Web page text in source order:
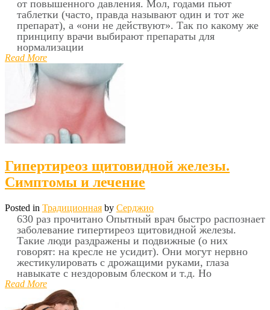
от повышенного давления. Мол, годами пьют
таблетки (часто, правда называют один и тот же
препарат), а «они не действуют». Так по какому же
принципу врачи выбирают препараты для
нормализации
Read More
Гипертиреоз щитовидной железы.
Симптомы и лечение
Posted in Традиционная by Серджио
630 раз прочитано Опытный врач быстро распознает
заболевание гипертиреоз щитовидной железы.
Такие люди раздражены и подвижные (о них
говорят: на кресле не усидит). Они могут нервно
жестикулировать с дрожащими руками, глаза
навыкате с нездоровым блеском и т.д. Но
Read More